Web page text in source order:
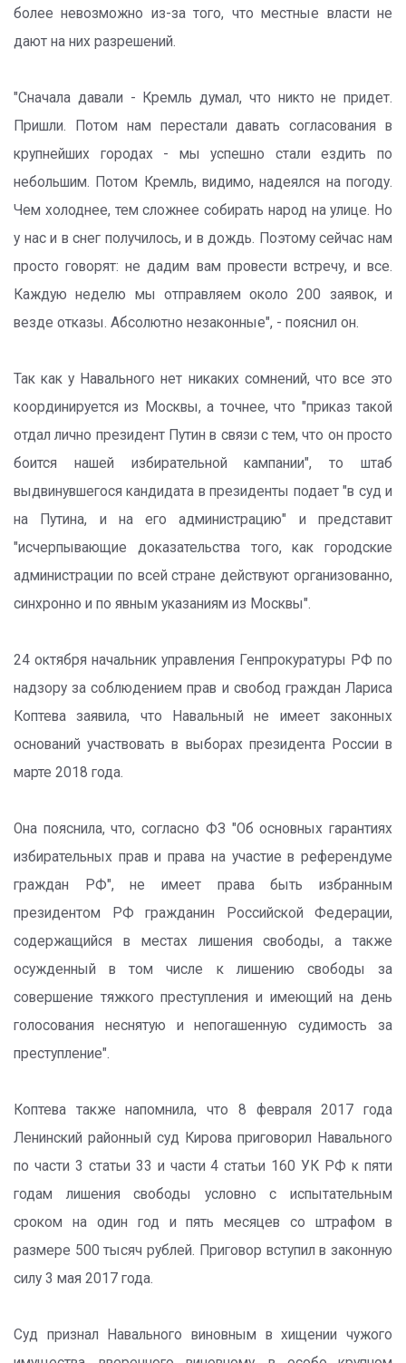
более невозможно из-за того, что местные власти не
дают на них разрешений.
"Сначала давали - Кремль думал, что никто не придет.
Пришли. Потом нам перестали давать согласования в
крупнейших городах - мы успешно стали ездить по
небольшим. Потом Кремль, видимо, надеялся на погоду.
Чем холоднее, тем сложнее собирать народ на улице. Но
у нас и в снег получилось, и в дождь. Поэтому сейчас нам
просто говорят: не дадим вам провести встречу, и все.
Каждую неделю мы отправляем около 200 заявок, и
везде отказы. Абсолютно незаконные", - пояснил он.
Так как у Навального нет никаких сомнений, что все это
координируется из Москвы, а точнее, что "приказ такой
отдал лично президент Путин в связи с тем, что он просто
боится нашей избирательной кампании", то штаб
выдвинувшегося кандидата в президенты подает "в суд и
на Путина, и на его администрацию" и представит
"исчерпывающие доказательства того, как городские
администрации по всей стране действуют организованно,
синхронно и по явным указаниям из Москвы".
24 октября начальник управления Генпрокуратуры РФ по
надзору за соблюдением прав и свобод граждан Лариса
Коптева заявила, что Навальный не имеет законных
оснований участвовать в выборах президента России в
марте 2018 года.
Она пояснила, что, согласно ФЗ "Об основных гарантиях
избирательных прав и права на участие в референдуме
граждан РФ", не имеет права быть избранным
президентом РФ гражданин Российской Федерации,
содержащийся в местах лишения свободы, а также
осужденный в том числе к лишению свободы за
совершение тяжкого преступления и имеющий на день
голосования неснятую и непогашенную судимость за
преступление".
Коптева также напомнила, что 8 февраля 2017 года
Ленинский районный суд Кирова приговорил Навального
по части 3 статьи 33 и части 4 статьи 160 УК РФ к пяти
годам лишения свободы условно с испытательным
сроком на один год и пять месяцев со штрафом в
размере 500 тысяч рублей. Приговор вступил в законную
силу 3 мая 2017 года.
Суд признал Навального виновным в хищении чужого